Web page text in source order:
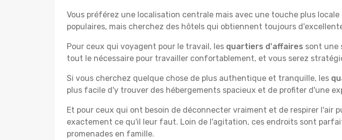
Vous préférez une localisation centrale mais avec une touche plus
populaires, mais cherchez des hôtels qui obtiennent toujours
Pour ceux qui voyagent pour le travail, les quartiers d'affaires sont une
tout le nécessaire pour travailler confortablement, et vous serez
Si vous cherchez quelque chose de plus authentique et tranquille, les
plus facile d'y trouver des hébergements spacieux et de profiter d'une
Et pour ceux qui ont besoin de déconnecter vraiment et de respirer l'air
exactement ce qu'il leur faut. Loin de l'agitation, ces endroits sont
promenades en famille.